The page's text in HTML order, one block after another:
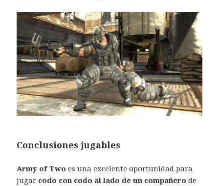
Conclusiones jugables
Army of Two es una excelente oportunidad para
jugar codo con codo al lado de un compañero de